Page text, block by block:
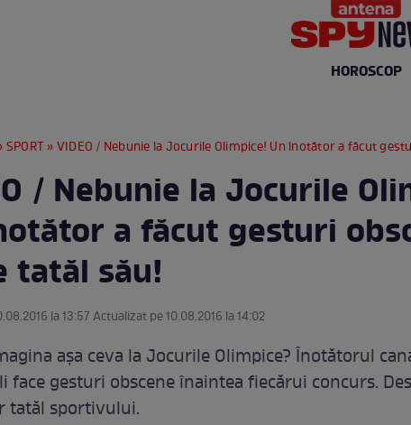
HOROSCOP
SPORT» VIDEO / Nebunie la Jocurile Olimpice! Un înotător a făcut gesturi
/ Nebunie la Jocurile
a făcut gesturi
tatăl său!
la 13:57 Actualizat pe 10.08.2016 la 14:02
aşa ceva la Jocurile Olimpice? Înotătorul
face gesturi obscene înaintea fiecărui concurs.
tatăl sportivului.